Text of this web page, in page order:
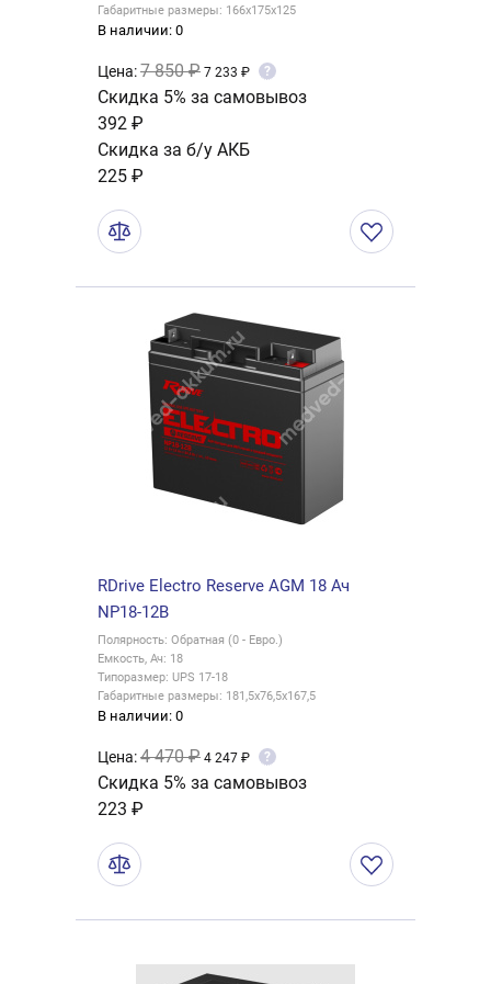
Габаритные размеры: 166x175x125
В наличии: 0
Цена:7 850 ₽ 7 233 ₽ ?
Скидка 5% за самовывоз
392 ₽
Скидка за б/у АКБ
225 ₽
RDrive Electro Reserve AGM 18 Ач
NP18-12В
Полярность: Обратная (0 - Евро.)
Емкость, Ач: 18
Типоразмер: UPS 17-18
Габаритные размеры: 181,5x76,5x167,5
В наличии: 0
Цена:4 470 ₽ 4 247 ₽ ?
Скидка 5% за самовывоз
223 ₽